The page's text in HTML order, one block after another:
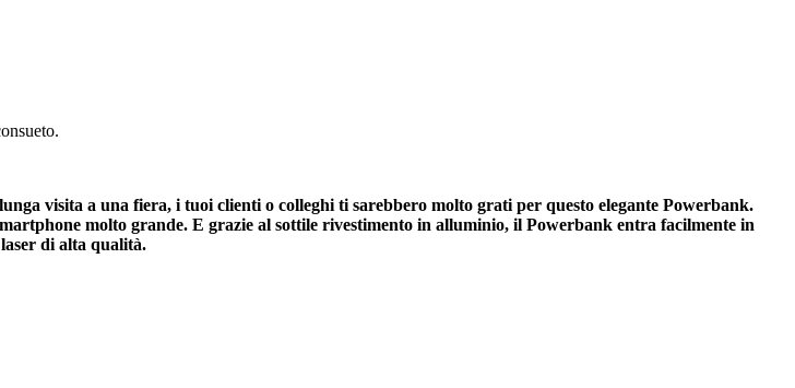
visita a una fiera, i tuoi clienti o colleghi ti sarebbero molto grati per questo elegante Powerbank.
molto grande. E grazie al sottile rivestimento in alluminio, il Powerbank entra facilmente in
di alta qualità.